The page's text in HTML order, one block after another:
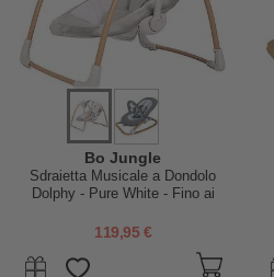
Bo Jungle
Sdraietta Musicale a Dondolo
Dolphy - Pure White - Fino ai
119,95 €